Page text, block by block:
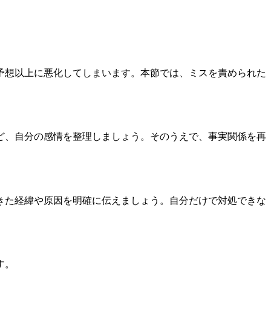
以上に悪化してしまいます。本節では、ミスを責められた
自分の感情を整理しましょう。そのうえで、事実関係を再
経緯や原因を明確に伝えましょう。自分だけで対処できな